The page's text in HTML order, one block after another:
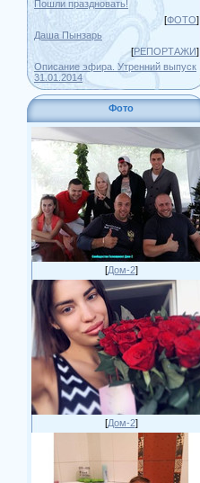
Пошли праздновать!
[ФОТО]
Даша Пынзарь
[РЕПОРТАЖИ]
Описание эфира. Утренний выпуск
31.01.2014
Фото
[Дом-2]
[Дом-2]